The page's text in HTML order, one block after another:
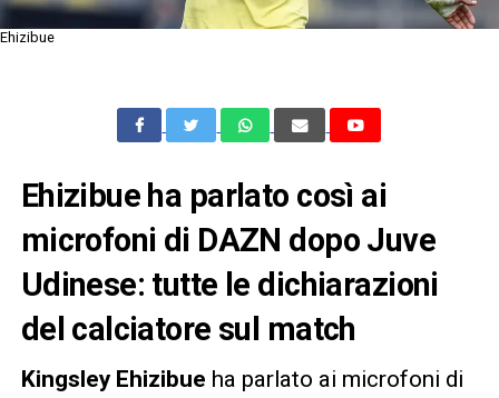
Ehizibue
Ehizibue ha parlato così ai
microfoni di DAZN dopo Juve
Udinese: tutte le dichiarazioni
del calciatore sul match
Kingsley Ehizibue ha parlato ai microfoni di